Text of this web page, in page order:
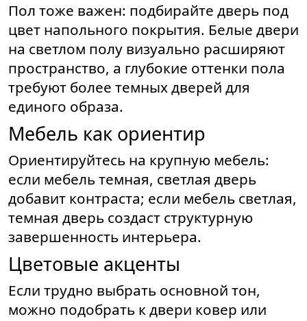
Пол тоже важен: подбирайте дверь под
цвет напольного покрытия. Белые двери
на светлом полу визуально расширяют
пространство, а глубокие оттенки пола
требуют более темных дверей для
единого образа.
Мебель как ориентир
Ориентируйтесь на крупную мебель:
если мебель темная, светлая дверь
добавит контраста; если мебель светлая,
темная дверь создаст структурную
завершенность интерьера.
Цветовые акценты
Если трудно выбрать основной тон,
можно подобрать к двери ковер или